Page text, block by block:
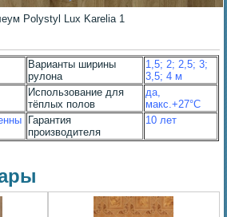
Polystyl Lux Karelia 1
Варианты ширины
рулона
1,5; 2; 2,5; 3;
3,5; 4 м
Использование для
тёплых полов
да,
макс.+27°С
Гарантия
производителя
10 лет